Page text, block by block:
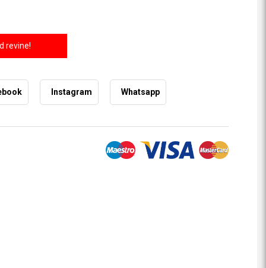
revine!
Instagram Whatsapp